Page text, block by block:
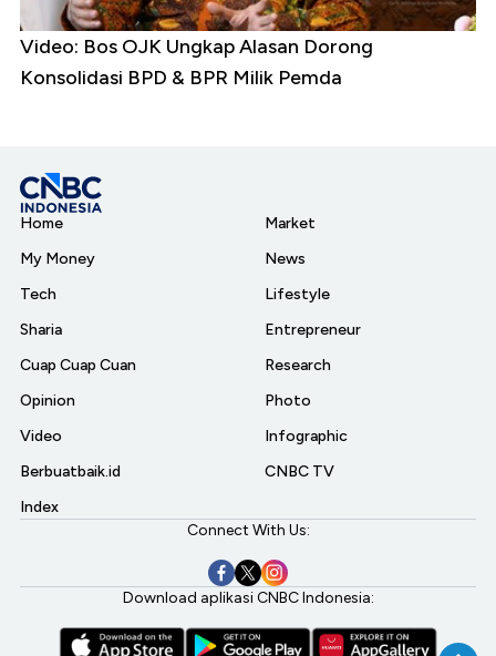
Video: Bos OJK Ungkap Alasan Dorong
Konsolidasi BPD & BPR Milik Pemda
Home
My Money
Tech
Sharia
Cuap Cuap Cuan
Opinion
Video
Berbuatbaik.id
Index
Market
News
Lifestyle
Entrepreneur
Research
Photo
Infographic
CNBC TV
Connect With Us:
Download aplikasi CNBC Indonesia: